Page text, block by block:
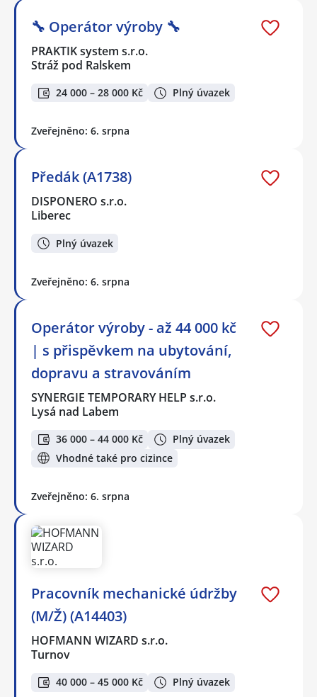
🔧 Operátor výroby 🔧
PRAKTIK system s.r.o.
Stráž pod Ralskem
24 000 – 28 000 Kč Plný úvazek
Zveřejněno: 6. srpna
Předák (A1738)
DISPONERO s.r.o.
Liberec
Plný úvazek
Zveřejněno: 6. srpna
Operátor výroby - až 44 000 kč
| s přispěvkem na ubytování,
dopravu a stravováním
SYNERGIE TEMPORARY HELP s.r.o.
Lysá nad Labem
36 000 – 44 000 Kč
Plný úvazek
Vhodné také pro cizince
Zveřejněno: 6. srpna
Pracovník mechanické údržby
(M/Ž) (A14403)
HOFMANN WIZARD s.r.o.
Turnov
40 000 – 45 000 Kč Plný úvazek